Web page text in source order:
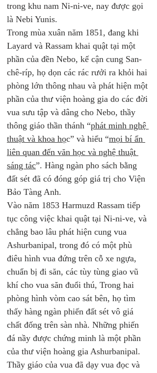
trong khu nam Ni-ni-ve, nay được gọi
là Nebi Yunis.
Trong mùa xuân năm 1851, đang khi
Layard và Rassam khai quật tại một
phần của đền Nebo, kế cận cung San-
chê-ríp, họ dọn các rác rưởi ra khỏi hai
phòng lớn thông nhau và phát hiện một
phần của thư viện hoàng gia do các đời
vua sưu tập và dâng cho Nebo, thầy
thông giáo thần thánh “phát minh nghệ
thuật và khoa học” và hiểu “mọi bí ẩn
liên quan đến văn học và nghệ thuật
sáng tác”. Hàng ngàn pho sách bằng
đất sét đã có đóng góp giá trị cho Viện
Bảo Tàng Anh.
Vào năm 1853 Harmuzd Rassam tiếp
tục công việc khai quật tại Ni-ni-ve, và
chẳng bao lâu phát hiện cung vua
Ashurbanipal, trong đó có một phù
điêu hình vua đứng trên cỗ xe ngựa,
chuẩn bị đi săn, các tùy tùng giao vũ
khí cho vua săn đuổi thú, Trong hai
phòng hình vòm cao sát bên, họ tìm
thấy hàng ngàn phiến đất sét vô giá
chất đống trên sàn nhà. Những phiến
đá nầy được chứng minh là một phần
của thư viện hoàng gia Ashurbanipal.
Thầy giáo của vua đã dạy vua đọc và